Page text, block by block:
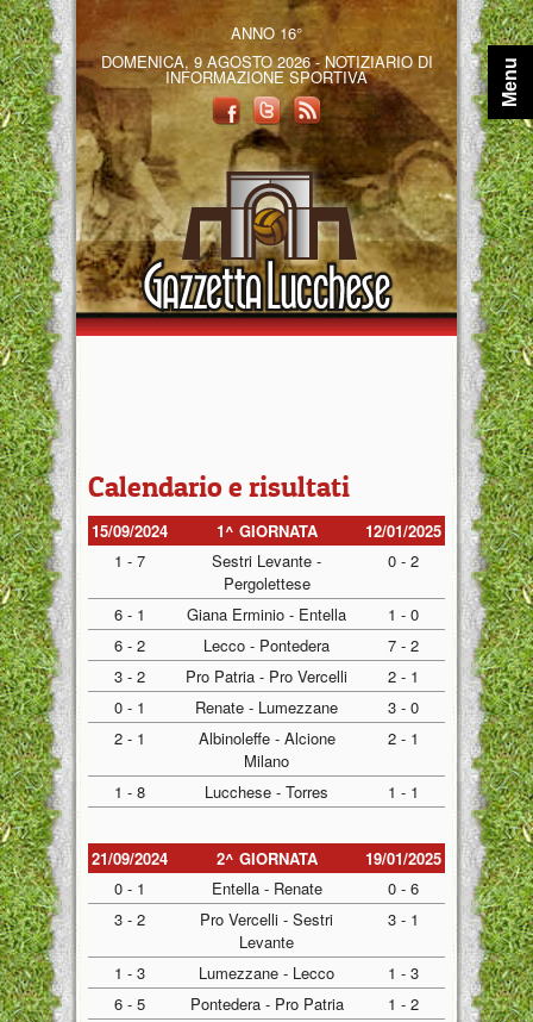
ANNO 16°
DOMENICA, 9 AGOSTO 2026 - NOTIZIARIO DI
INFORMAZIONE SPORTIVA
Calendario e risultati
15/09/2024 1^ GIORNATA
12/01/2025
1 - 7
Sestri Levante -
Pergolettese
0 - 2
6 - 1 Giana Erminio - Entella
1 - 0
6 - 2
Lecco - Pontedera
7 - 2
3 - 2
Pro Patria - Pro Vercelli
2 - 1
0 - 1
Renate - Lumezzane
3 - 0
2 - 1
Albinoleffe - Alcione
Milano
2 - 1
1 - 8 Lucchese - Torres 1 - 1
21/09/2024 2^ GIORNATA
19/01/2025
0 - 1
Entella - Renate
0 - 6
3 - 2
Pro Vercelli - Sestri
Levante
3 - 1
1 - 3 Lumezzane - Lecco
1 - 3
6 - 5
Pontedera - Pro Patria
1 - 2
Menu